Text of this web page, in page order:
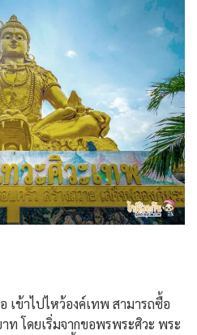
ข้าไปไหว้องค์เทพ สามารถซื้อ
โดยเริ่มจากขอพรพระศิวะ พระ